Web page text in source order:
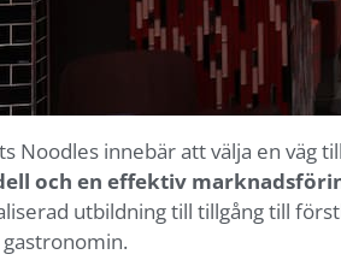
Noodles innebär att välja en väg
och en effektiv
utbildning till tillgång till